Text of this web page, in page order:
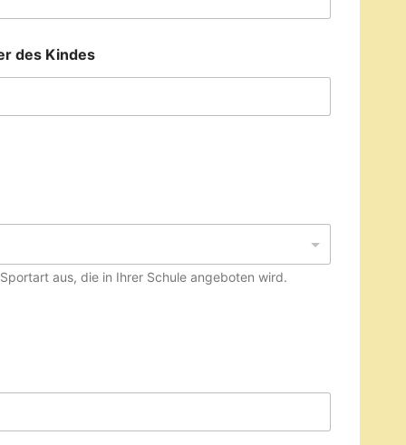
des Kindes
aus, die in Ihrer Schule angeboten wird.